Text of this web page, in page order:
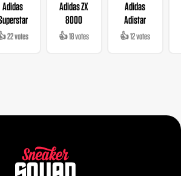
Adidas
22 votes
Adidas ZX
8000
👍 18 votes
Adidas
Adistar
👍 12 votes